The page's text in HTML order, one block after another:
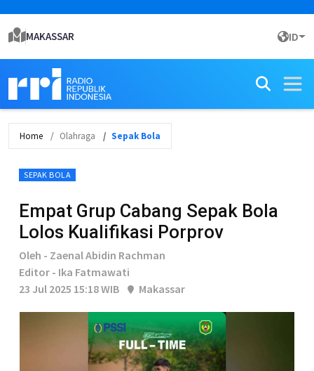
MAKASSAR ID
Home Olahraga Sepak Bola
SEPAK BOLA
Empat Grup Cabang Sepak Bola
Lolos Kualifikasi Porprov
Oleh - Zaenal Abidin Rachman
Editor - Ika Fatmawati
23 Jul 2025 15:18 WIB
Makassar